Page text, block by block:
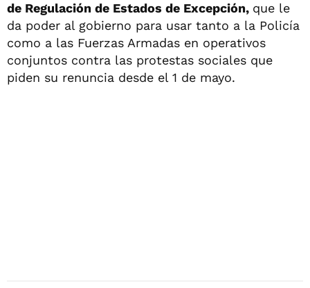
de Regulación de Estados de Excepción, que le
da poder al gobierno para usar tanto a la Policía
como a las Fuerzas Armadas en operativos
conjuntos contra las protestas sociales que
piden su renuncia desde el 1 de mayo.